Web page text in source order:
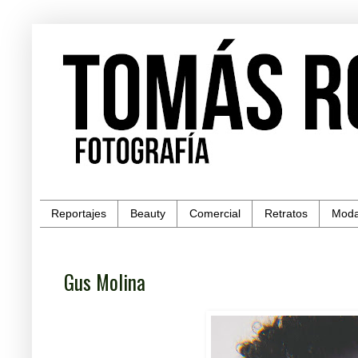
Reportajes Beauty Comercial Retratos
Gus Molina